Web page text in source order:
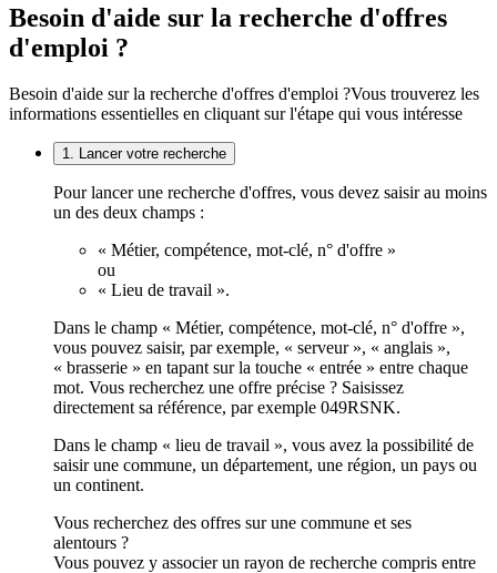
Besoin d'aide sur la recherche d'offres
d'emploi ?
Besoin d'aide sur la recherche d'offres d'emploi ?Vous trouverez les
informations essentielles en cliquant sur l'étape qui vous intéresse
1. Lancer votre recherche
Pour lancer une recherche d'offres, vous devez saisir au moins
un des deux champs :
« Métier, compétence, mot-clé, n° d'offre »
ou
« Lieu de travail ».
Dans le champ « Métier, compétence, mot-clé, n° d'offre »,
vous pouvez saisir, par exemple, « serveur », « anglais »,
« brasserie » en tapant sur la touche « entrée » entre chaque
mot. Vous recherchez une offre précise ? Saisissez
directement sa référence, par exemple 049RSNK.
Dans le champ « lieu de travail », vous avez la possibilité de
saisir une commune, un département, une région, un pays ou
un continent.
Vous recherchez des offres sur une commune et ses
alentours ?
Vous pouvez y associer un rayon de recherche compris entre